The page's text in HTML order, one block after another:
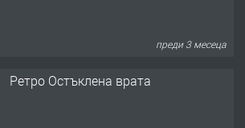
преди 3 месеца
Ретро Остъклена врата